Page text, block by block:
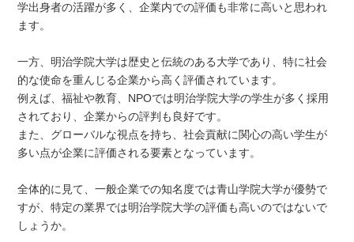
学出身者の活躍が多く、企業内での評価も非常に高いと思われ
ます。
一方、明治学院大学は歴史と伝統のある大学であり、特に社会
的な使命を重んじる企業から高く評価されています。
例えば、福祉や教育、NPOでは明治学院大学の学生が多く採用
されており、企業からの評判も良好です。
また、グローバルな視点を持ち、社会貢献に関心の高い学生が
多い点が企業に評価される要素となっています。
全体的に見て、一般企業での知名度では青山学院大学が優勢で
すが、特定の業界では明治学院大学の評価も高いのではないで
しょうか。